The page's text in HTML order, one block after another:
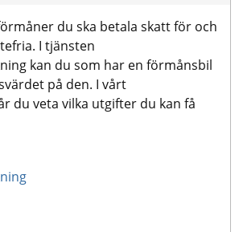
du ska betala skatt för och
I tjänsten
kan du som har en förmånsbil
på den. I vårt
du veta vilka utgifter du kan få